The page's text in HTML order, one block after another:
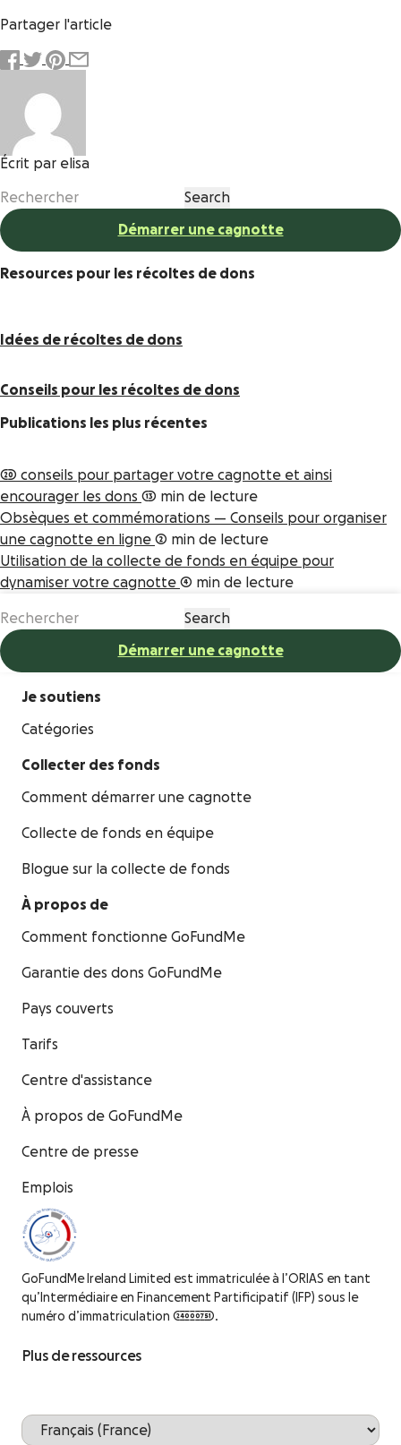
Partager l'article
Écrit par elisa
Démarrer une cagnotte
Resources pour les récoltes de dons
Idées de récoltes de dons
Conseils pour les récoltes de dons
Publications les plus récentes
20 conseils pour partager votre cagnotte et ainsi
encourager les dons 13 min de lecture
Obsèques et commémorations — Conseils pour organiser
une cagnotte en ligne 2 min de lecture
Utilisation de la collecte de fonds en équipe pour
dynamiser votre cagnotte 4 min de lecture
Démarrer une cagnotte
Je soutiens
Catégories
Collecter des fonds
Comment démarrer une cagnotte
Collecte de fonds en équipe
Blogue sur la collecte de fonds
À propos de
Comment fonctionne GoFundMe
Garantie des dons GoFundMe
Pays couverts
Tarifs
Centre d'assistance
À propos de GoFundMe
Centre de presse
Emplois
GoFundMe Ireland Limited est immatriculée à l’ORIAS en tant
qu’Intermédiaire en Financement Partificipatif (IFP) sous le
numéro d’immatriculation 24000751.
Plus de ressources